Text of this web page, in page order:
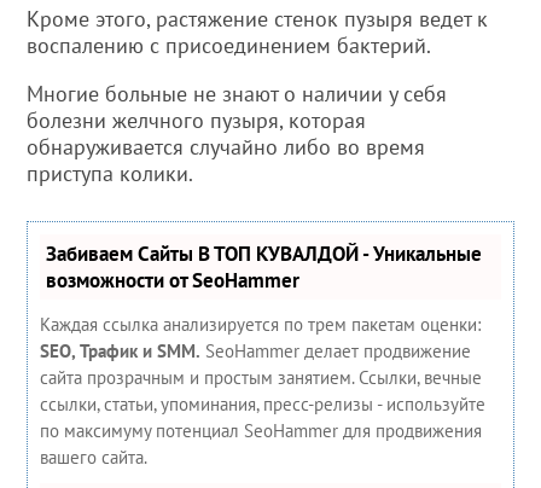
Кроме этого, растяжение стенок пузыря ведет к
воспалению с присоединением бактерий.
Многие больные не знают о наличии у себя
болезни желчного пузыря, которая
обнаруживается случайно либо во время
приступа колики.
Забиваем Сайты В ТОП КУВАЛДОЙ - Уникальные
возможности от SeoHammer
Каждая ссылка анализируется по трем пакетам оценки:
SEO, Трафик и SMM. SeoHammer делает продвижение
сайта прозрачным и простым занятием. Ссылки, вечные
ссылки, статьи, упоминания, пресс-релизы - используйте
по максимуму потенциал SeoHammer для продвижения
вашего сайта.